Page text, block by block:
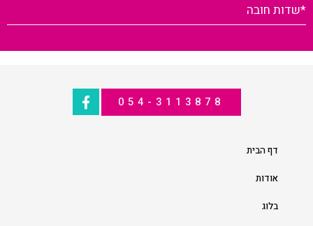
*שדות חובה
054-3113878
דף הבית
אודות
בלוג